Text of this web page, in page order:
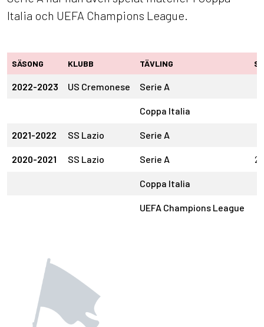
Italia och UEFA Champions League.
SÄSONG KLUBB TÄVLING
2022-2023 US Cremonese Serie A
Coppa Italia
2021-2022 SS Lazio Serie A
2020-2021 SS Lazio Serie A 24
Coppa Italia
UEFA Champions League